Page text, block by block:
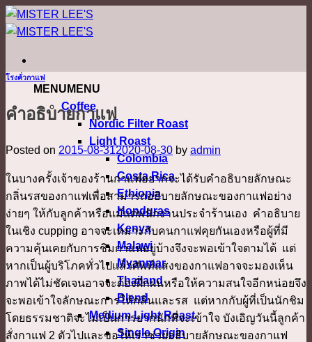
ข้าม
ไป
เนื้อหา
MENU MENU
Coffee
Nordic Filter Roast
Light Roast
Colombia
Costa Rica
Ethiopia
Honduras
Kenya
Malawi
Myanmar
Thailand
Blend
Medium Light Roast
Single Origin
โรงคั่วกาแฟ
คำอธิบายกาแฟ
Posted on 2015-08-312020-08-30 by admin
ในบางครั้งเจ้าของร้านกาแฟอยากจะได้รับคำอธิบายลักษณะ
กลิ่นรสของกาแฟเพื่อสามารถอธิบายลักษณะของกาแฟอย่าง
ง่ายๆ ให้กับลูกค้าหรือแม้แต่พนักงานประจำร้านเอง คำอธิบาย
ในเชิง cupping อาจจะเหมาะกับคนกาแฟคุยกันเองหรือผู้ที่มี
ความคุ้นเคยกับการชิมกาแฟอยู่บ้างจึงจะพอเข้าใจตามได้ แต่
หากเป็นผู้บริโภคทั่วไปแล้วศัพท์แสงของกาแฟอาจจะมองเห็น
ภาพได้ไม่ชัดเจนอาจจะต้องฝึกฝนหรือให้ความสนใจอีกหน่อยจึง
จะพอเข้าใจลักษณะการให้กลิ่นและรส แต่หากกับผู้ที่เป็นนักชิม
โดยธรรมชาติจะไม่เป็นการยากนักที่จะเข้าใจ บังเอิญวันนี้ลูกค้า
สั่งกาแฟ 2 ตัวไปและขอให้เราช่วยอธิบายลักษณะของกาแฟ